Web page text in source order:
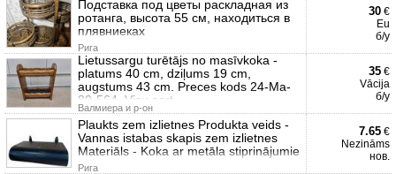
Подставка под цветы раскладная из
ротанга, высота 55 см, находиться в
плявниеках
Рига
30 €
Eu
б/у
Lietussargu turētājs no masīvkoka -
platums 40 cm, dziļums 19 cm,
augstums 43 cm. Preces kods 24-Ma-
80-564. Visu sort
Валмиера и р-он
35 €
Vācija
б/у
Plaukts zem izlietnes Produkta veids -
Vannas istabas skapis zem izlietnes
Materiāls - Koka ar metāla stiprinājumie
Рига
7.65 €
Nezināms
нов.